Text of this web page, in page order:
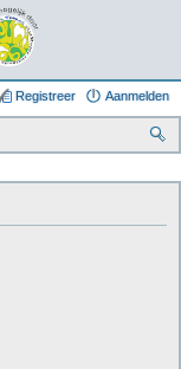
Aanmelden
Registreer